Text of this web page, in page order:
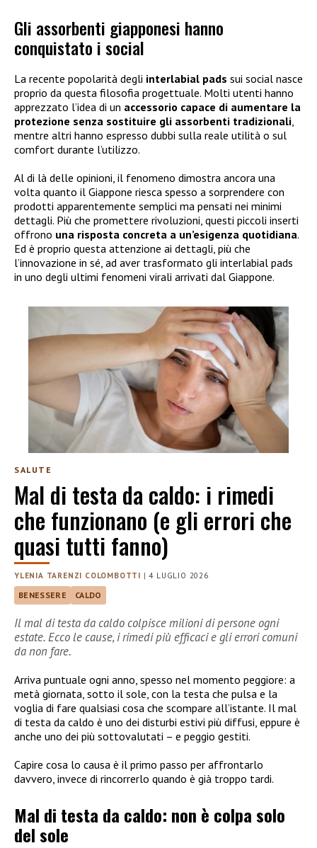
Gli assorbenti giapponesi hanno
conquistato i social
La recente popolarità degli interlabial pads sui social nasce
proprio da questa filosofia progettuale. Molti utenti hanno
apprezzato l’idea di un accessorio capace di aumentare la
protezione senza sostituire gli assorbenti tradizionali,
mentre altri hanno espresso dubbi sulla reale utilità o sul
comfort durante l’utilizzo.
Al di là delle opinioni, il fenomeno dimostra ancora una
volta quanto il Giappone riesca spesso a sorprendere con
prodotti apparentemente semplici ma pensati nei minimi
dettagli. Più che promettere rivoluzioni, questi piccoli inserti
offrono una risposta concreta a un’esigenza quotidiana.
Ed è proprio questa attenzione ai dettagli, più che
l’innovazione in sé, ad aver trasformato gli interlabial pads
in uno degli ultimi fenomeni virali arrivati dal Giappone.
SALUTE
Mal di testa da caldo: i rimedi
che funzionano (e gli errori che
quasi tutti fanno)
YLENIA TARENZI COLOMBOTTI |4 LUGLIO 2026
BENESSERE CALDO
Il mal di testa da caldo colpisce milioni di persone ogni
estate. Ecco le cause, i rimedi più efficaci e gli errori comuni
da non fare.
Arriva puntuale ogni anno, spesso nel momento peggiore: a
metà giornata, sotto il sole, con la testa che pulsa e la
voglia di fare qualsiasi cosa che scompare all’istante. Il mal
di testa da caldo è uno dei disturbi estivi più diffusi, eppure è
anche uno dei più sottovalutati – e peggio gestiti.
Capire cosa lo causa è il primo passo per affrontarlo
davvero, invece di rincorrerlo quando è già troppo tardi.
Mal di testa da caldo: non è colpa solo
del sole